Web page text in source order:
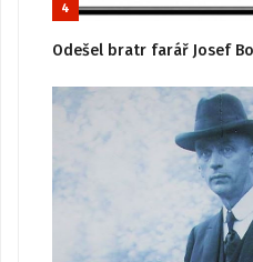
4
Odešel bratr farář Josef